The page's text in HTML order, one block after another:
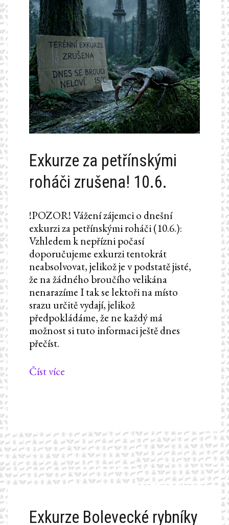
Exkurze za petřínskými
roháči zrušena! 10.6.
!POZOR! Vážení zájemci o dnešní
exkurzi za petřínskými roháči (10.6.):
Vzhledem k nepřízni počasí
doporučujeme exkurzi tentokrát
neabsolvovat, jelikož je v podstatě jisté,
že na žádného broučího velikána
nenarazíme I tak se lektoři na místo
srazu určitě vydají, jelikož
předpokládáme, že ne každý má
možnost si tuto informaci ještě dnes
přečíst.
Číst více
Exkurze Bolevecké rybníky